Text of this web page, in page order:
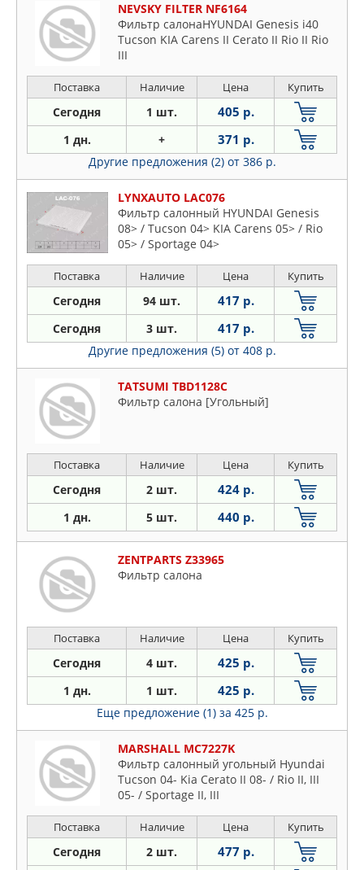
NEVSKY FILTER NF6164
Фильтр салонаHYUNDAI Genesis i40
Tucson KIA Carens II Cerato II Rio II Rio
III
Поставка Наличие Цена Купить
Сегодня 1 шт. 405 р.
1 дн. + 371 р.
Другие предложения (2) от 386 р.
LYNXAUTO LAC076
Фильтр салонный HYUNDAI Genesis
08> / Tucson 04> KIA Carens 05> / Rio
05> / Sportage 04>
Поставка Наличие Цена Купить
Сегодня 94 шт. 417 р.
Сегодня 3 шт. 417 р.
Другие предложения (5) от 408 р.
TATSUMI TBD1128C
Фильтр салона [Угольный]
Поставка Наличие Цена Купить
Сегодня 2 шт. 424 р.
1 дн. 5 шт. 440 р.
ZENTPARTS Z33965
Фильтр салона
Поставка Наличие Цена Купить
Сегодня 4 шт. 425 р.
1 дн. 1 шт. 425 р.
Еще предложение (1) за 425 р.
MARSHALL MC7227K
Фильтр салонный угольный Hyundai
Tucson 04- Kia Cerato II 08- / Rio II, III
05- / Sportage II, III
Поставка Наличие Цена Купить
Сегодня 2 шт. 477 р.